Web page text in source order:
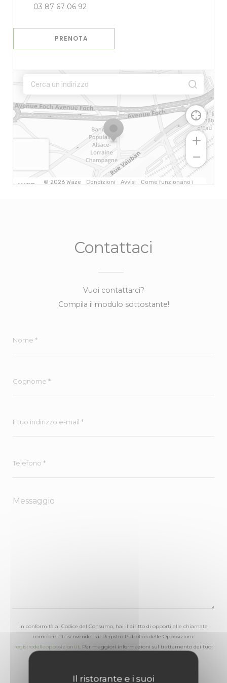
Il ristorante e i suoi
03 87 67 06 92
PRENOTA
Contattaci
Vuoi contattarci?
Compila il modulo sottostante!
In conformità al Codice del Consumo, hai il diritto di opporti alle chiamate
commerciali iscrivendoti al Registro Pubblico delle Opposizioni:
registrodelleopposizioni.it. Per maggiori informazioni sul trattamento dei tuoi